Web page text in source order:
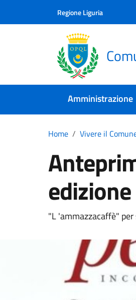
Regione Liguria
Amministrazione
Home Vivere il
edizione
"L 'ammazzacaffè"